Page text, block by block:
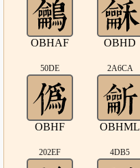
OBHAF OBHD
50DE
OBHF
2A6CA
OBHML
202EF 4DB5